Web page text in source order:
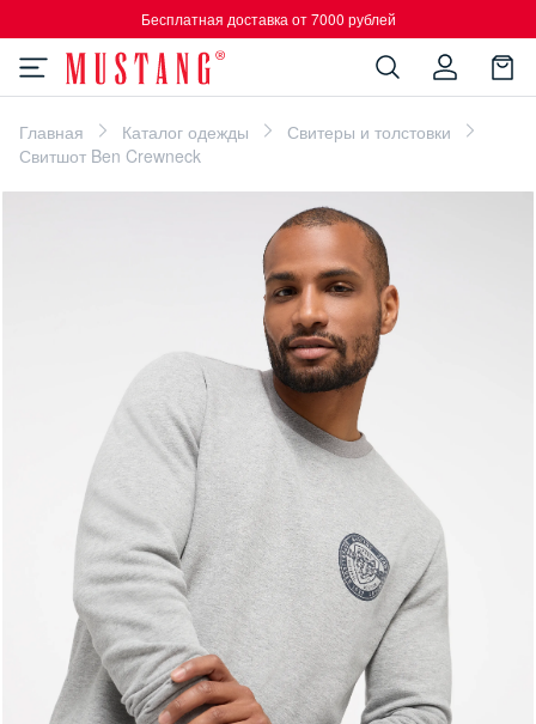
Бесплатная доставка от 7000 рублей
Главная Каталог одежды
Свитеры и толстовки
Свитшот Ben Crewneck